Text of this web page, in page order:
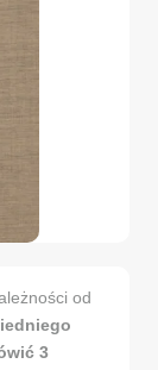
od
3